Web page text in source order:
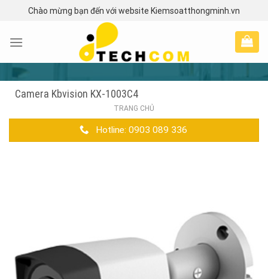
content
Chào mừng bạn đến với website Kiemsoatthongminh.vn
Camera Kbvision KX-1003C4
TRANG CHỦ
Hotline: 0903 089 336